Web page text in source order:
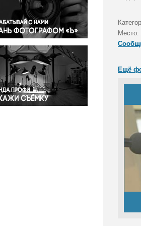
Правосудие
Происшествия и конфликты
Религия
Светская жизнь
Спорт
Экология
Экономика и бизнес
Место:
Ещё